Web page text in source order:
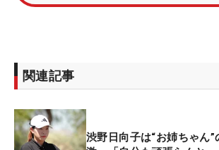
男子は大会連覇中の阿久津未来也を
織、植手桃子、森美穂らが参戦する
集められたジュニアは高校生20名、
ABC杯」を制した後藤あいらも出場
のジュニアゴルファーの経験の場と
関連記事
渋野日向子は“お姉ちゃん